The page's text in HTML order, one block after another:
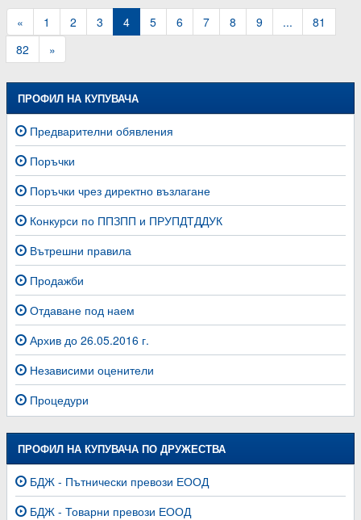
« 1 2 3 4 5 6 7 8 9 ...
81
82
»
ПРОФИЛ НА КУПУВАЧА
Предварителни обявления
Поръчки
Поръчки чрез директно възлагане
Конкурси по ППЗПП и ПРУПДТДДУК
Вътрешни правила
Продажби
Отдаване под наем
Архив до 26.05.2016 г.
Независими оценители
Процедури
ПРОФИЛ НА КУПУВАЧА ПО ДРУЖЕСТВА
БДЖ - Пътнически превози ЕООД
БДЖ - Товарни превози ЕООД